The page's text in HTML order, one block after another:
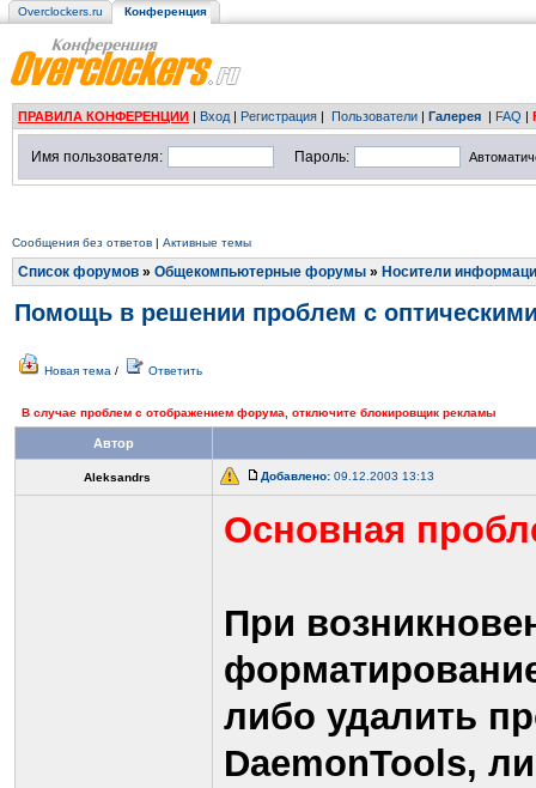
Overclockers.ru Конференция
ПРАВИЛА КОНФЕРЕНЦИИ | Вход | Регистрация | Пользователи | Галерея | FAQ |
Имя пользователя: Пароль:
Сообщения без ответов | Активные темы
Список форумов » Общекомпьютерные форумы » Носители
Помощь в решении проблем с
Новая тема / Ответить
В случае проблем с отображением форума, отключите блокировщик рекламы
Автор
Aleksandrs Добавлено: 09.12.2003 13:13
Основная
При
либо удалить
DaemonTools,